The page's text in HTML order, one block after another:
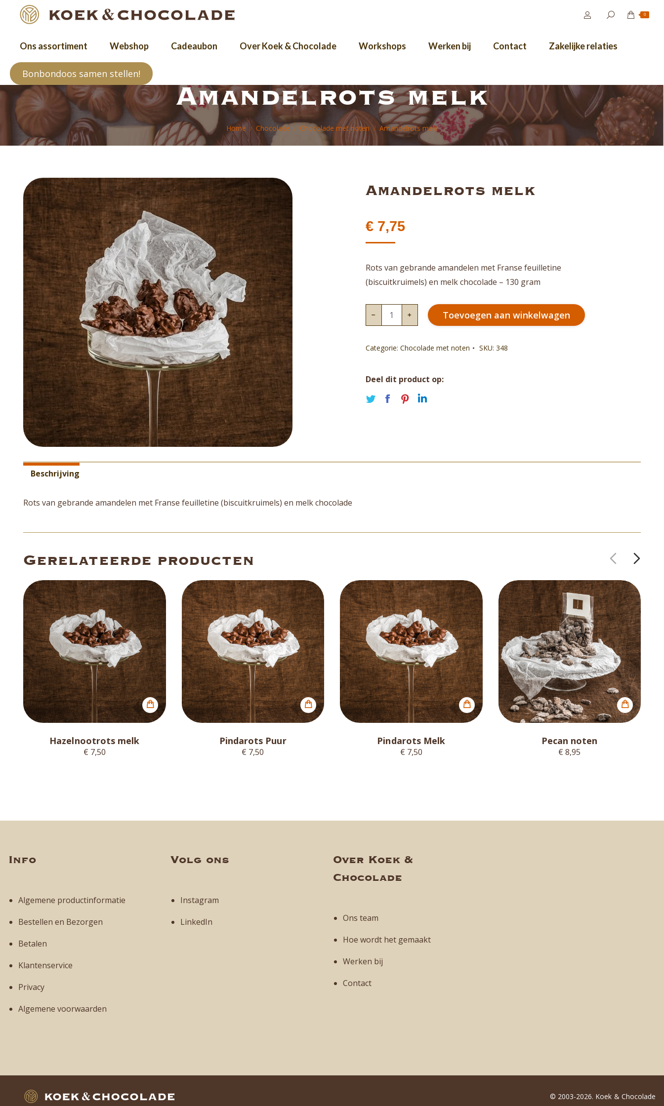
0
Ons assortiment Webshop Cadeaubon Over Koek & Chocolade Workshops Werken bij Contact Zakelijke relaties
Bonbondoos samen stellen!
Amandelrots melk
Je bent hier:
Home Chocolade Chocolade met noten Amandelrots melk
Amandelrots melk
€7,75
Rots van gebrande amandelen met Franse feuilletine
(biscuitkruimels) en melk chocolade – 130 gram
Amandelrots
melk
Toevoegen aan winkelwagen
Categorie: Chocolade met noten SKU: 348
Deel dit product op:
Deel Deel Deel
Beschrijving
Rots van gebrande amandelen met Franse feuilletine (biscuitkruimels) en melk chocolade
Gerelateerde producten
Hazelnootrots melk
€ 7,50
Pindarots Puur
€ 7,50
Pindarots Melk
€ 7,50
Pecan noten
€ 8,95
Info
Algemene productinformatie
Bestellen en Bezorgen
Betalen
Klantenservice
Privacy
Algemene voorwaarden
Volg ons
Instagram
LinkedIn
Over Koek &
Chocolade
Ons team
Hoe wordt het gemaakt
Werken bij
Contact
© 2003-2026. Koek & Chocolade